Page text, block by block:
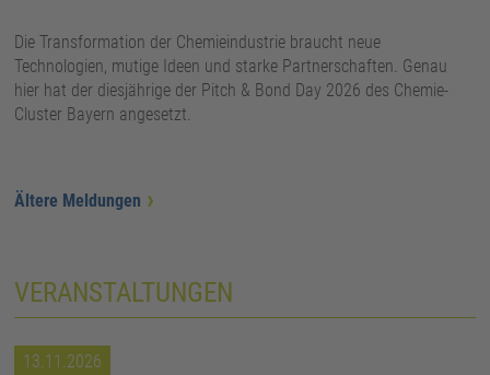
Die Transformation der Chemieindustrie braucht neue
Technologien, mutige Ideen und starke Partnerschaften. Genau
hier hat der diesjährige der Pitch & Bond Day 2026 des Chemie-
Cluster Bayern angesetzt.
Ältere Meldungen
VERANSTALTUNGEN
13.11.2026